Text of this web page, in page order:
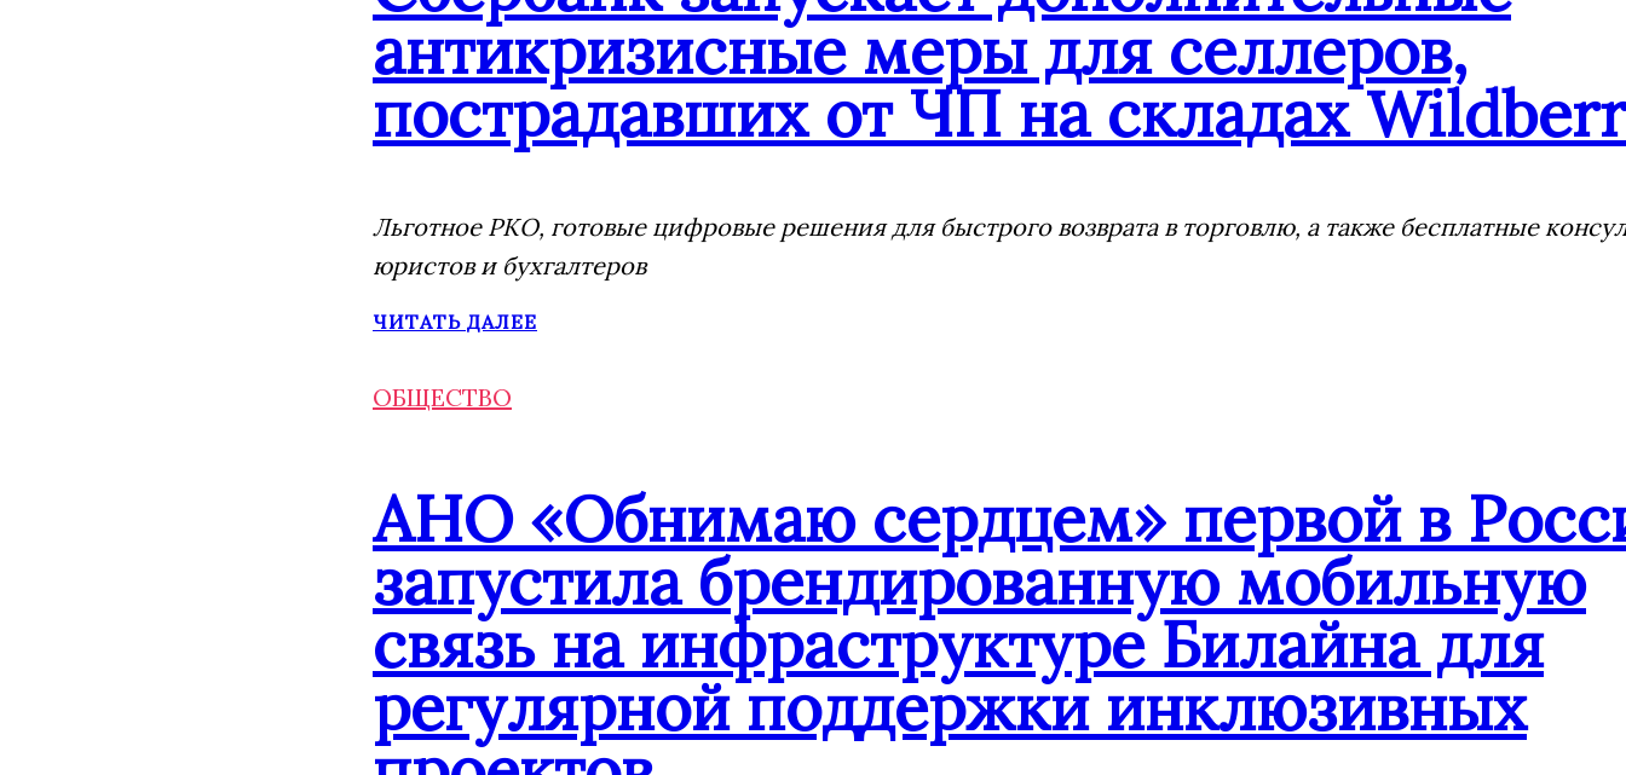
антикризисные меры для селлеров,
пострадавших от ЧП на складах
Льготное РКО, готовые цифровые решения для быстрого возврата в торговлю, а также бесплатные
юристов и бухгалтеров
ЧИТАТЬ ДАЛЕЕ
ОБЩЕСТВО
АНО «Обнимаю сердцем» первой в
запустила брендированную мобильную
связь на инфраструктуре Билайна для
регулярной поддержки инклюзивных